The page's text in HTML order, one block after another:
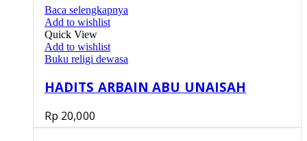
Baca selengkapnya
Add to wishlist
Quick View
Add to wishlist
Buku religi dewasa
HADITS ARBAIN ABU UNAISAH
Rp 20,000